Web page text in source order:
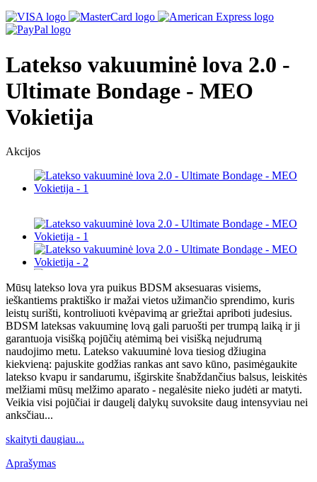
Latekso vakuuminė lova 2.0 -
Ultimate Bondage - MEO
Vokietija
Akcijos
Mūsų latekso lova yra puikus BDSM aksesuaras visiems,
ieškantiems praktiško ir mažai vietos užimančio sprendimo, kuris
leistų surišti, kontroliuoti kvėpavimą ar griežtai apriboti judesius.
BDSM lateksas vakuuminę lovą gali paruošti per trumpą laiką ir ji
garantuoja visišką pojūčių atėmimą bei visišką nejudrumą
naudojimo metu. Latekso vakuuminė lova tiesiog džiugina
kiekvieną: pajuskite godžias rankas ant savo kūno, pasimėgaukite
latekso kvapu ir sandarumu, išgirskite šnabždančius balsus, leiskitės
melžiami mūsų melžimo aparato - negalėsite nieko judėti ar matyti.
Veikia visi pojūčiai ir daugelį dalykų suvoksite daug intensyviau nei
anksčiau...
skaityti daugiau...
Aprašymas